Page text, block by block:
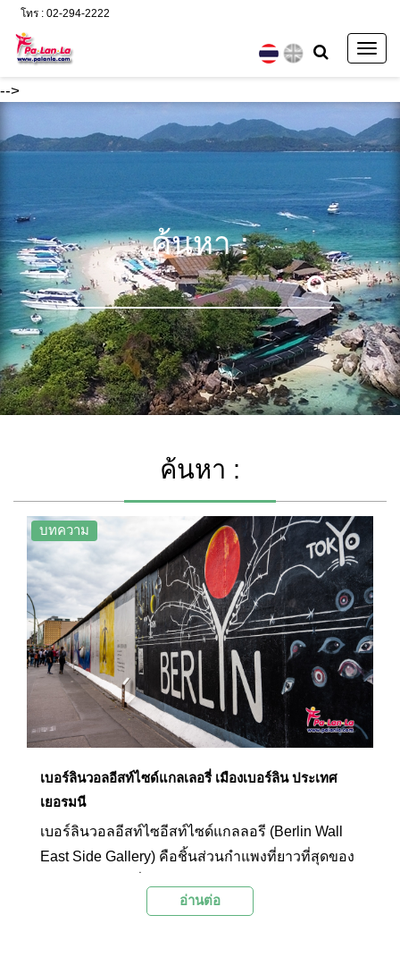
-->
โทร : 02-294-2222
ค้นหา :
ค้นหา :
บทความ
เบอร์ลินวอลอีสท์ไซด์แกลเลอรี่ เมืองเบอร์ลิน ประเทศ
เยอรมนี
เบอร์ลินวอลอีสท์ไซอีสท์ไซด์แกลลอรี (Berlin Wall
East Side Gallery) คือชิ้นส่วนกำแพงที่ยาวที่สุดของ
เลอรี่กลางแจ้ง ตั้งอยู่บนถนนมูห์เลนสตราบ
อ่านต่อ